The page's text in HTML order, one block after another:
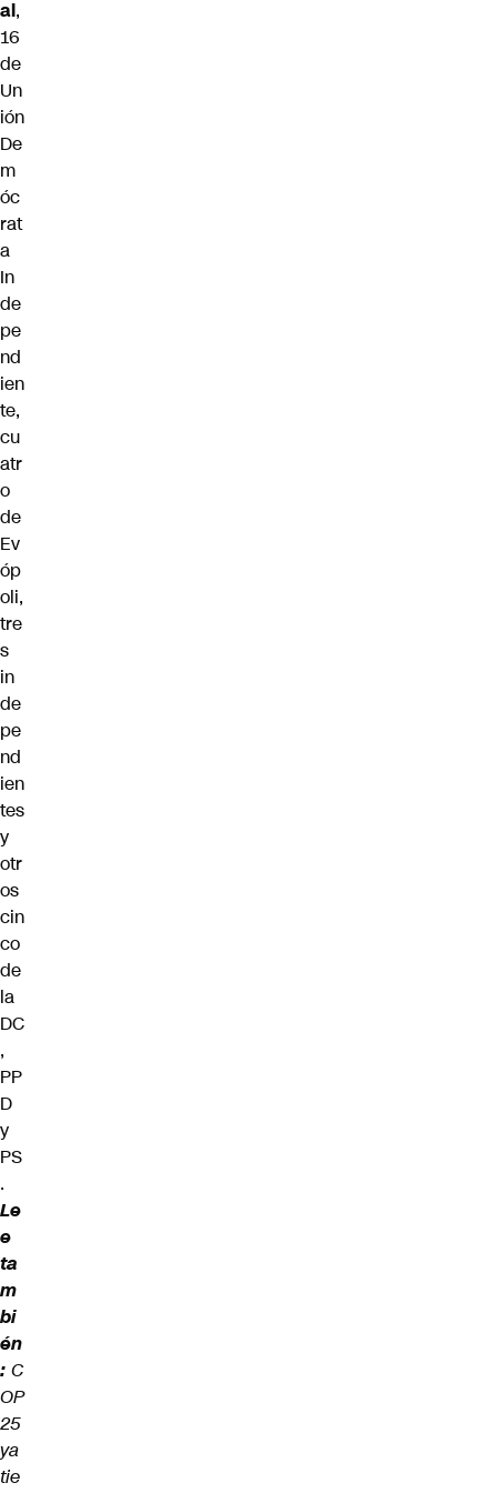
al,
16
de
Un
ión
De
m
óc
rat
a
In
de
pe
nd
ien
te,
cu
atr
o
de
Ev
óp
oli,
tre
s
in
de
pe
nd
ien
tes
y
otr
os
cin
co
de
la
DC
,
PP
D
y
PS
.
Le
e
ta
m
bi
én
: C
OP
25
ya
tie